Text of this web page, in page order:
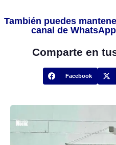
También puedes
canal de
Comparte en
Facebook